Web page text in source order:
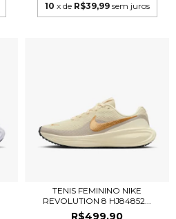
10 x de R$39,99 sem juros
TENIS FEMININO NIKE
REVOLUTION 8 HJ84852...
R$499,90